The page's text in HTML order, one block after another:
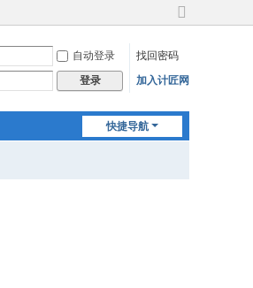
切
到
宽
自动登录
找回密码
登录 加入计匠网
快捷导航